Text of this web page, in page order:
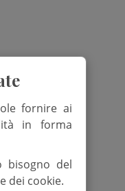
fornire ai
in forma
bisogno del
dei cookie.